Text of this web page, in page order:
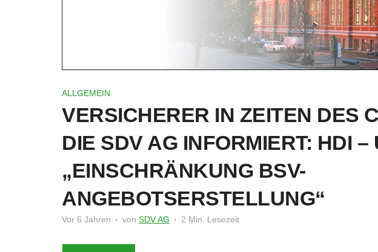
ALLGEMEIN
VERSICHERER IN ZEITEN DES
DIE SDV AG INFORMIERT: HDI –
„EINSCHRÄNKUNG BSV-
ANGEBOTSERSTELLUNG“
Vor 6 Jahren von SDV AG 2 Min. Lesezeit